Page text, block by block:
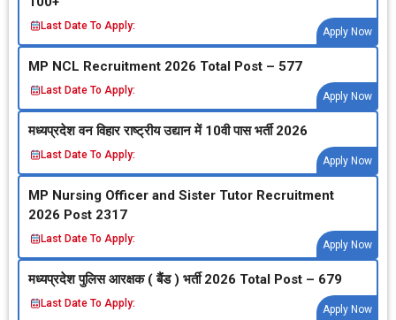
Last Date To Apply:
Apply Now
MP NCL Recruitment 2026 Total Post – 577
Last Date To Apply:
Apply Now
मध्‍यप्रदेश वन विहार राष्‍ट्रीय उद्यान में 10वी पास भर्ती 2026
Last Date To Apply:
Apply Now
MP Nursing Officer and Sister Tutor Recruitment
2026 Post 2317
Last Date To Apply:
Apply Now
मध्‍यप्रदेश पुलिस आरक्षक ( बैंड ) भर्ती 2026 Total Post – 679
Last Date To Apply:
Apply Now